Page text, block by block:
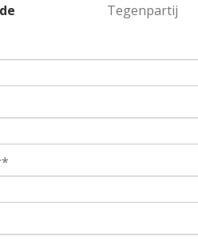
Tegenpartij